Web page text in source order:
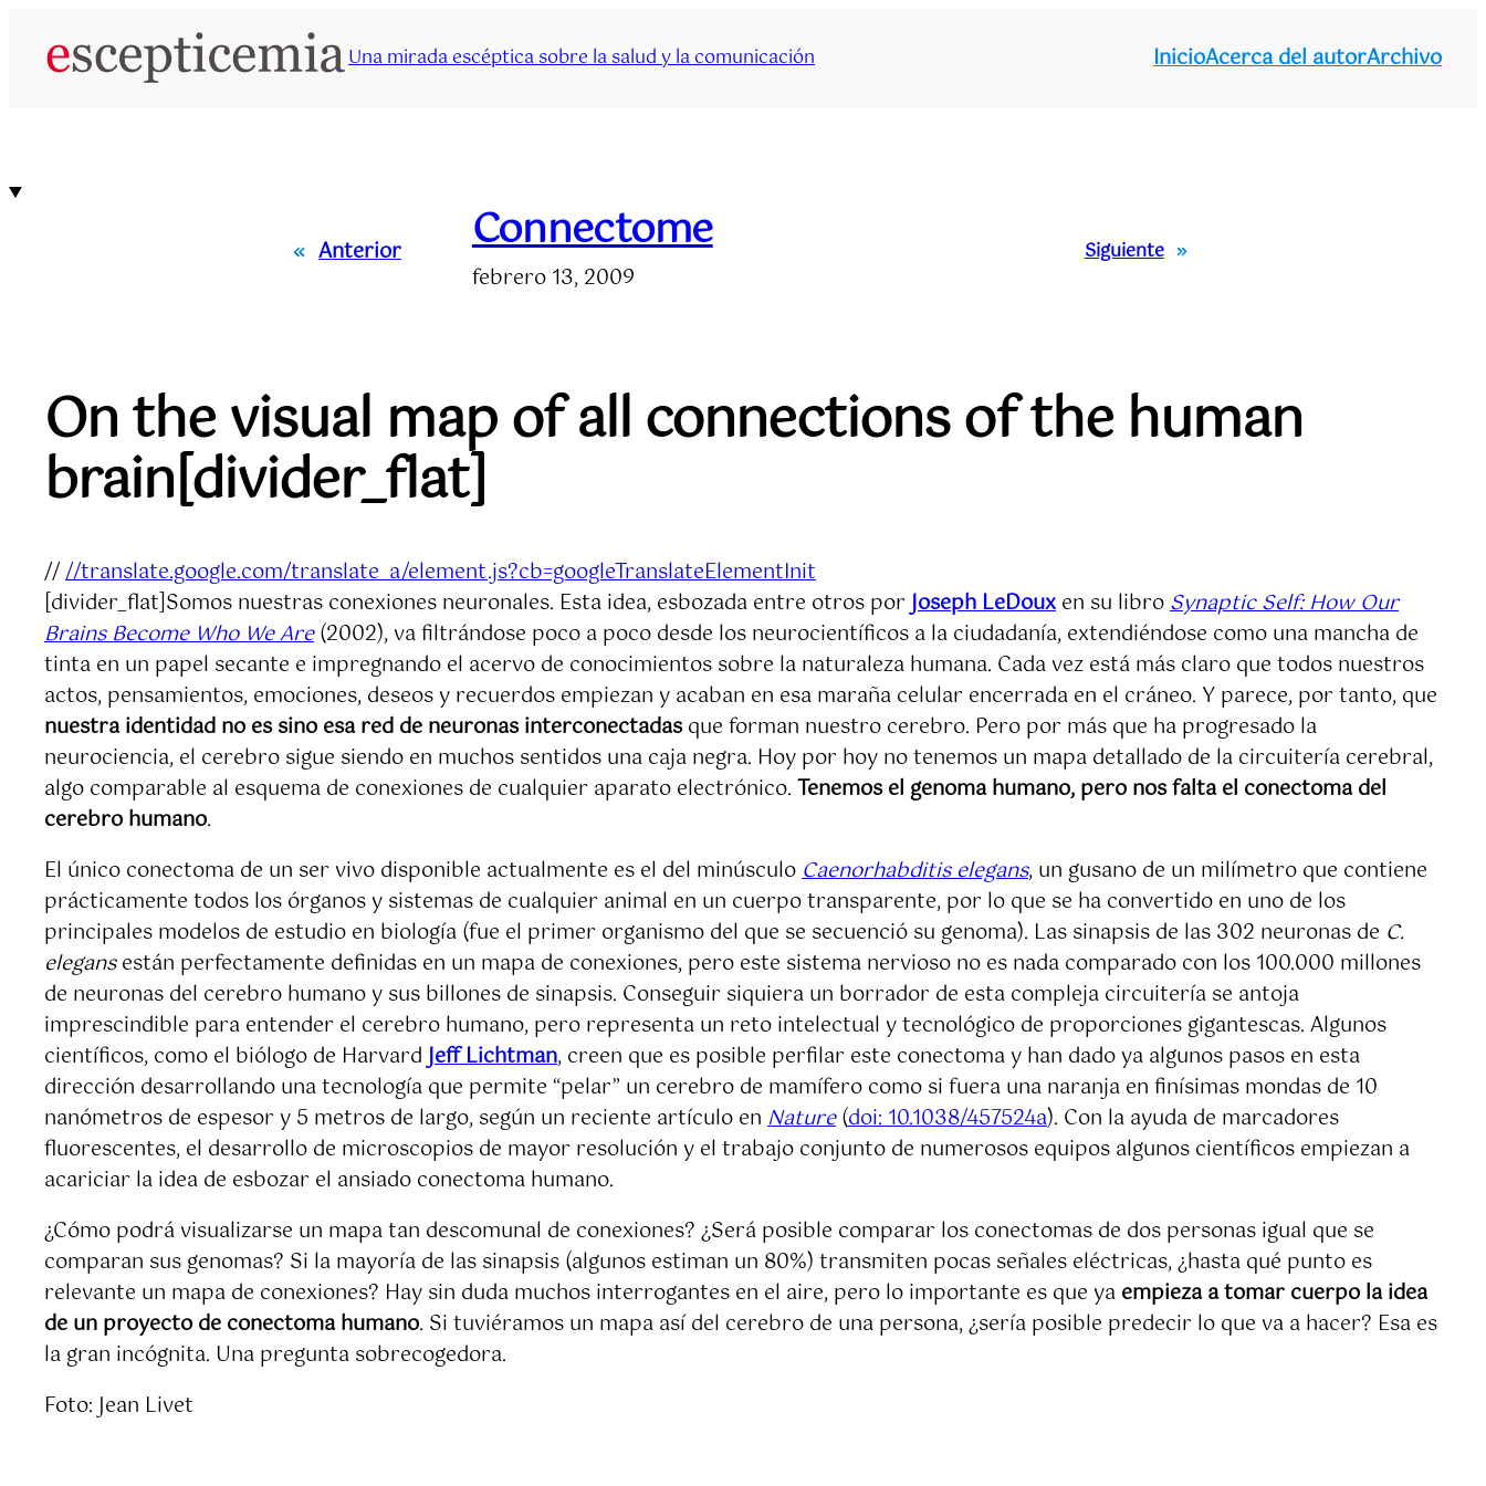
Una mirada escéptica sobre la salud y la comunicación InicioAcerca del autorArchivo
« Anterior Connectome
febrero 13, 2009
Siguiente »
On the visual map of all connections of the human
brain[divider_flat]
////translate.google.com/translate_a/element.js?cb=googleTranslateElementInit
[divider_flat]Somos nuestras conexiones neuronales. Esta idea, esbozada entre otros porJoseph LeDoux en su libroSynaptic Self: How Our
Brains Become Who We Are(2002), va filtrándose poco a poco desde los neurocientíficos a la ciudadanía, extendiéndose como una mancha de
tinta en un papel secante e impregnando el acervo de conocimientos sobre la naturaleza humana. Cada vez está más claro que todos nuestros
actos, pensamientos, emociones, deseos y recuerdos empiezan y acaban en esa maraña celular encerrada en el cráneo. Y parece, por tanto, que
nuestra identidad no es sino esa red de neuronas interconectadasque forman nuestro cerebro. Pero por más que ha progresado la
neurociencia, el cerebro sigue siendo en muchos sentidos una caja negra. Hoy por hoy no tenemos un mapa detallado de la circuitería cerebral,
algo comparable al esquema de conexiones de cualquier aparato electrónico. Tenemos el genoma humano, pero nos falta el conectoma del
cerebro humano.
El único conectoma de un ser vivo disponible actualmente es el del minúsculoCaenorhabditis elegans, un gusano de un milímetro que contiene
prácticamente todos los órganos y sistemas de cualquier animal en un cuerpo transparente, por lo que se ha convertido en uno de los
principales modelos de estudio en biología (fue el primer organismo del que se secuenció su genoma). Las sinapsis de las 302 neuronas de C.
elegansestán perfectamente definidas en un mapa de conexiones, pero este sistema nervioso no es nada comparado con los 100.000 millones
de neuronas del cerebro humano y sus billones de sinapsis. Conseguir siquiera un borrador de esta compleja circuitería se antoja
imprescindible para entender el cerebro humano, pero representa un reto intelectual y tecnológico de proporciones gigantescas. Algunos
científicos, como el biólogo de HarvardJeff Lichtman, creen que es posible perfilar este conectoma y han dado ya algunos pasos en esta
dirección desarrollando una tecnología que permite “pelar” un cerebro de mamífero como si fuera una naranja en finísimas mondas de 10
nanómetros de espesor y 5 metros de largo, según un reciente artículo en Nature(doi: 10.1038/457524a). Con la ayuda de marcadores
fluorescentes, el desarrollo de microscopios de mayor resolución y el trabajo conjunto de numerosos equipos algunos científicos empiezan a
acariciar la idea de esbozar el ansiado conectoma humano.
¿Cómo podrá visualizarse un mapa tan descomunal de conexiones? ¿Será posible comparar los conectomas de dos personas igual que se
comparan sus genomas? Si la mayoría de las sinapsis (algunos estiman un 80%) transmiten pocas señales eléctricas, ¿hasta qué punto es
relevante un mapa de conexiones? Hay sin duda muchos interrogantes en el aire, pero lo importante es que ya empieza a tomar cuerpo la idea
de un proyecto de conectoma humano. Si tuviéramos un mapa así del cerebro de una persona, ¿sería posible predecir lo que va a hacer? Esa es
la gran incógnita. Una pregunta sobrecogedora.
Foto: Jean Livet